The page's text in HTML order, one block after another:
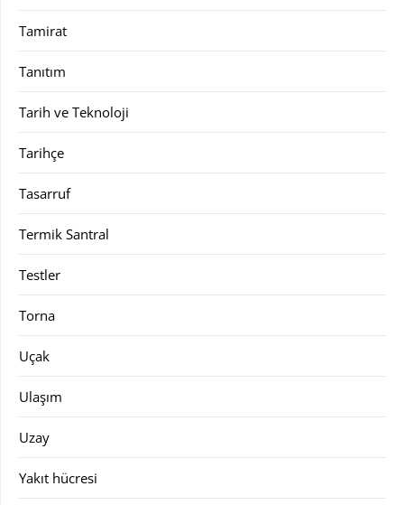
Tamirat
Tanıtım
Tarih ve Teknoloji
Tarihçe
Tasarruf
Termik Santral
Testler
Torna
Uçak
Ulaşım
Uzay
Yakıt hücresi